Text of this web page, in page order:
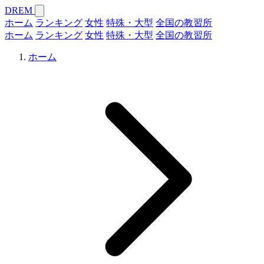
DREM
ホーム ランキング 女性 特殊・大型 全国の教習所
ホーム ランキング 女性 特殊・大型 全国の教習所
ホーム